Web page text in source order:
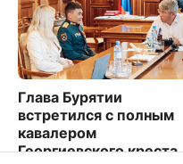
Глава Бурятии
встретился с полным
кавалером
Георгиевского креста